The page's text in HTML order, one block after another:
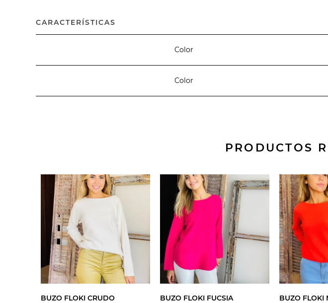
CARACTERÍSTICAS
Color
Color
PRODUCTOS
BUZO FLOKI CRUDO BUZO FLOKI FUCSIA BUZO FLOKI